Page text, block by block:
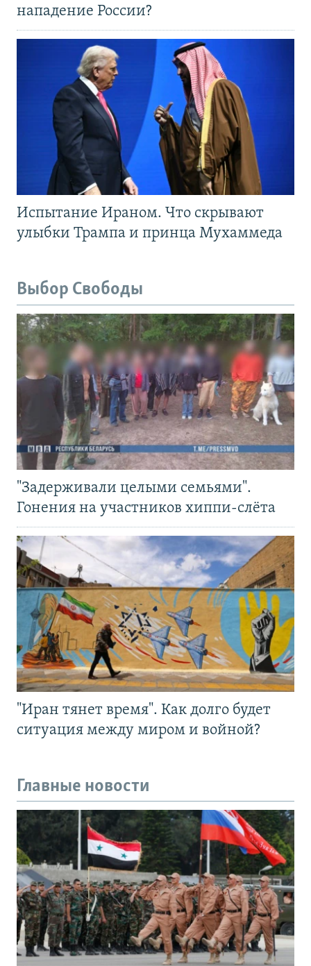
нападение России?
Испытание Ираном. Что скрывают
улыбки Трампа и принца Мухаммеда
Выбор Свободы
"Задерживали целыми семьями".
Гонения на участников хиппи-слёта
"Иран тянет время". Как долго будет
ситуация между миром и войной?
Главные новости